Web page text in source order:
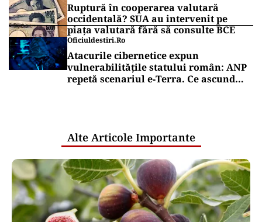
Ruptură în cooperarea valutară
occidentală? SUA au intervenit pe
piața valutară fără să consulte BCE
Oficiuldestiri.ro
Atacurile cibernetice expun
vulnerabilitățile statului român: ANP
repetă scenariul e‑Terra. Ce ascund
Alte Articole Importante